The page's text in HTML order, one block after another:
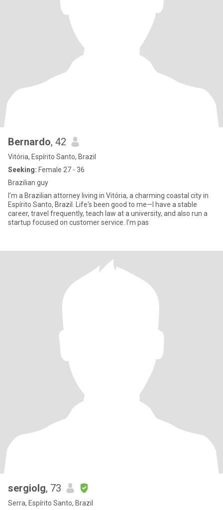
Bernardo, 42
Vitória, Espírito Santo, Brazil
Seeking: Female 27 - 36
Brazilian guy
I'm a Brazilian attorney living in Vitória, a charming coastal city in
Espírito Santo, Brazil. Life's been good to me—I have a stable
career, travel frequently, teach law at a university, and also run a
startup focused on customer service. I'm pas
sergiolg, 73
Serra, Espírito Santo, Brazil